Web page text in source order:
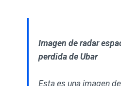
Imagen de radar
perdida de Ubar
Esta es una imagen